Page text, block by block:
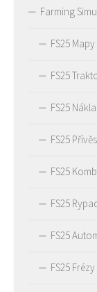
Farming
FS25 Mapy
FS25
FS25
FS25
FS25
FS25
FS25
FS25 Frézy